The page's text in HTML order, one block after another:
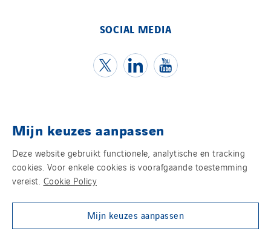
SOCIAL MEDIA
Contact
Juridische informatie
Privacy statement
Cookies
Mijn keuzes aanpassen
Deze website gebruikt functionele, analytische en tracking
cookies. Voor enkele cookies is voorafgaande toestemming
vereist. Cookie Policy
Mijn keuzes aanpassen